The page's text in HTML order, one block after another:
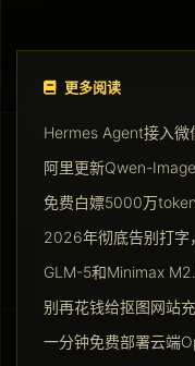
更多阅读
Hermes Agent接入
阿里更新Qwen-
免费白嫖5000万
2026年彻底告别打字
GLM-5和Minimax
别再花钱给抠图网站
一分钟免费部署云端